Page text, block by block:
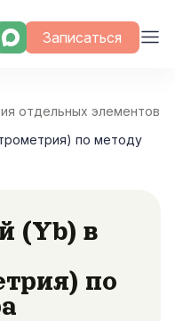
Записаться
отдельных элементов
по методу
(Yb) в
по